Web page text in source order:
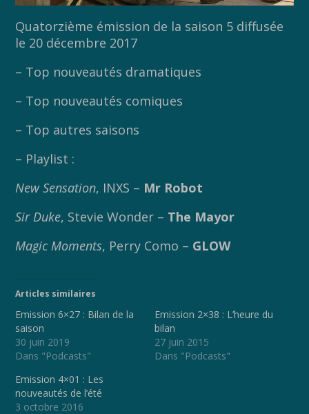
Quatorzième émission de la saison 5 diffusée
le 20 décembre 2017
– Top nouveautés dramatiques
– Top nouveautés comiques
– Top autres saisons
– Playlist :
New Sensation, INXS – Mr Robot
Sir Duke, Stevie Wonder – The Mayor
Magic Moments, Perry Como – GLOW
Articles similaires
Emission 6×27 : Bilan de la
saison
30 juin 2019
Dans "Podcasts"
Emission 2×38 : L’heure du
bilan
27 juin 2015
Dans "Podcasts"
Emission 4×01 : Les
nouveautés de l’été
3 octobre 2016